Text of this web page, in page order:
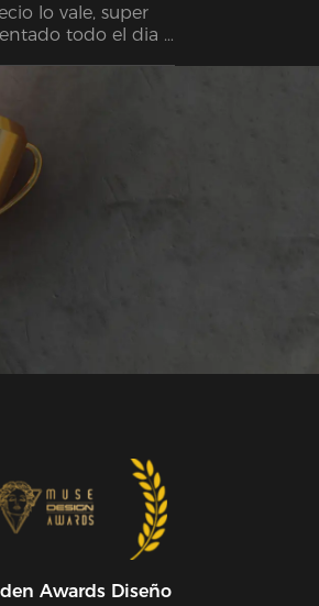
lo vale, super
todo el dia y
Awards Diseño